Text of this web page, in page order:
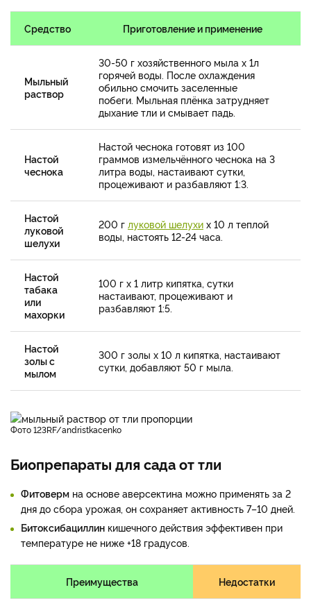
Средство Приготовление и применение
Мыльный
раствор
30-50 г хозяйственного мыла х 1л
горячей воды. После охлаждения
обильно смочить заселенные
побеги. Мыльная плёнка затрудняет
дыхание тли и смывает падь.
Настой
чеснока
Настой чеснока готовят из 100
граммов измельчённого чеснока на 3
литра воды, настаивают сутки,
процеживают и разбавляют 1:3.
Настой
луковой
шелухи
200 г луковой шелухи х 10 л теплой
воды, настоять 12-24 часа.
Настой
табака
или
махорки
100 г х 1 литр кипятка, сутки
настаивают, процеживают и
разбавляют 1:5.
Настой
золы с
мылом
300 г золы х 10 л кипятка, настаивают
сутки, добавляют 50 г мыла.
фото 123RF/andristkacenko
Биопрепараты для сада от тли
Фитоверм на основе аверсектина можно применять за 2
дня до сбора урожая, он сохраняет активность 7–10 дней.
Битоксибациллин кишечного действия эффективен при
температуре не ниже +18 градусов.
Преимущества Недостатки